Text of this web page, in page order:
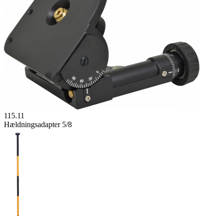
115.11
Hældningsadapter 5/8